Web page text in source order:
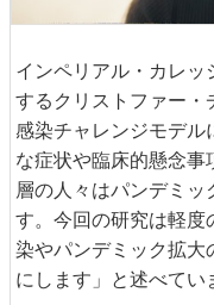
インペリアル・カレ
するクリストファー・
感染チャレンジモデル
な症状や臨床的懸念
層の人々はパンデミッ
す。今回の研究は軽度
染やパンデミック拡大
にします」と述べてい